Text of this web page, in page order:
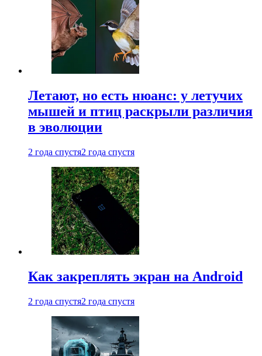
Летают, но есть нюанс: у летучих
мышей и птиц раскрыли различия
в эволюции
2 года спустя2 года спустя
Как закреплять экран на Android
2 года спустя2 года спустя